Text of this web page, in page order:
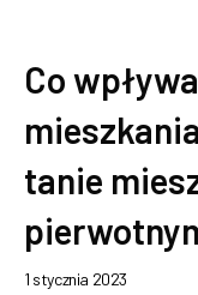
Co
tanie
1 stycznia 2023